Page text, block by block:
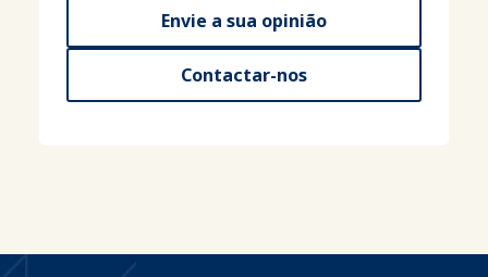
Envie a sua opinião
Contactar-nos